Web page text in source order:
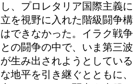
し、プロレタリア国際主義
立を視野に入れた階級闘争
はできなかった。イラク戦
との闘争の中で、いま第三
が生み出されようとしてい
な地平を引き継ぐとともに